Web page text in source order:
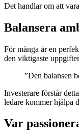
Det handlar om att
Balansera
För många är en
den viktigaste
”Den balansen
Investerare förstår
ledare kommer hjälpa
Var